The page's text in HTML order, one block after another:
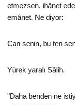
etmezsen, ihânet
emânet. Ne diyor:
Can senin, bu ten
Yürek yaralı Sâlih.
"Daha benden ne